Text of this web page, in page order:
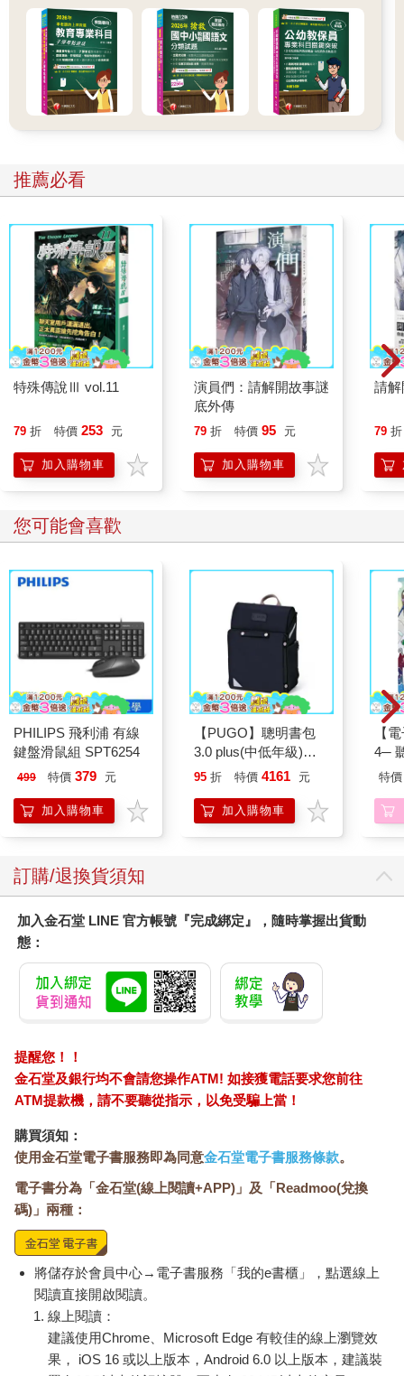
推薦必看
特殊傳說Ⅲ vol.11
79 折 特價 253 元
加入購物車
演員們：請解開故事謎
底外傳
79 折 特價 95 元
加入購物車
請解
79 折
您可能會喜歡
PHILIPS 飛利浦 有線
鍵盤滑鼠組 SPT6254
499 特價 379 元
加入購物車
【PUGO】聰明書包
3.0 plus(中低年級)酷
黑 全新進化玩美上市
95 折 特價 4161 元
加入購物車
【
4─
期
特價
訂購/退換貨須知
加入金石堂 LINE 官方帳號『完成綁定』，隨時掌握出貨動
態：
提醒您！！
金石堂及銀行均不會請您操作ATM! 如接獲電話要求您前往
ATM提款機，請不要聽從指示，以免受騙上當！
購買須知：
使用金石堂電子書服務即為同意金石堂電子書服務條款。
電子書分為「金石堂(線上閱讀+APP)」及「Readmoo(兌換
碼)」兩種：
將儲存於會員中心→電子書服務「我的e書櫃」，點選線上
閱讀直接開啟閱讀。
線上閱讀：
建議使用Chrome、Microsoft Edge 有較佳的線上瀏覽效
果， iOS 16 或以上版本，Android 6.0 以上版本，建議裝